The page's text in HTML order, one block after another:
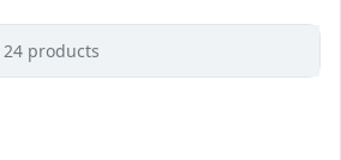
24 products